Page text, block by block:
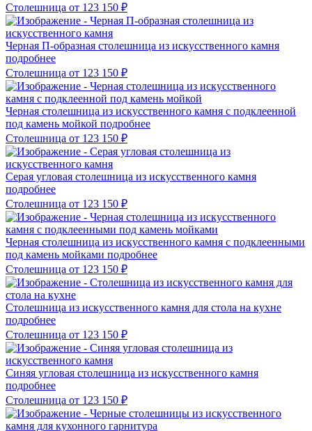
Столешница от 123 150 ₽
Черная П-образная столешница из искусственного камня
подробнее
Столешница от 123 150 ₽
Черная столешница из искусственного камня с подклеенной
под камень мойкой подробнее
Столешница от 123 150 ₽
Серая угловая столешница из искусственного камня
подробнее
Столешница от 123 150 ₽
Черная столешница из искусственного камня с подклеенными
под камень мойками подробнее
Столешница от 123 150 ₽
Столешница из искусственного камня для стола на кухне
подробнее
Столешница от 123 150 ₽
Синяя угловая столешница из искусственного камня
подробнее
Столешница от 123 150 ₽